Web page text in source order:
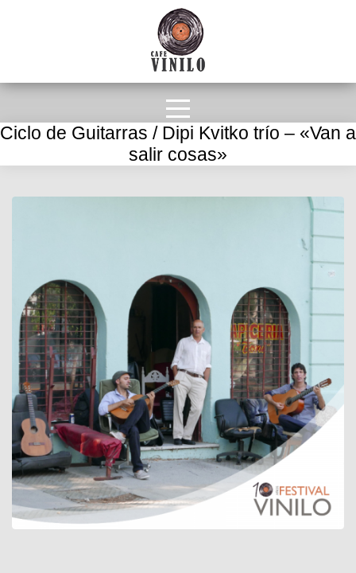
Ciclo de Guitarras / Dipi Kvitko trío – «Van a
salir cosas»